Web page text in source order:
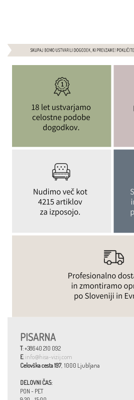
PISARNA
T: +386 40 210 092
E: info@hisa-vizij.com
Celovška cesta 197, 1000 Ljubljana
DELOVNI ČAS:
PON - PET